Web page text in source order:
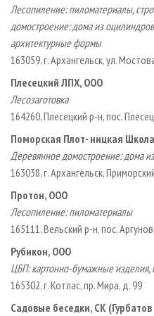
Лесопиление: пиломатериалы,
домостроение: дома из
архитектурные формы
163059, г. Архангельск, ул.
Плесецкий ЛПХ, ООО
Лесозаготовка
164260, Плесецкий р-н, пос.
Поморская Плот- ницкая
Деревянное домостроение: дома
163038, г. Архангельск,
Протон, ООО
Лесопиление: пиломатериалы
165111, Вельский р-н, пос.
Рубикон, ООО
ЦБП: картонно-бумажные изделия,
165302, г. Котлас, пр. Мира, д. 99
Садовые беседки, СК (Гурбатов